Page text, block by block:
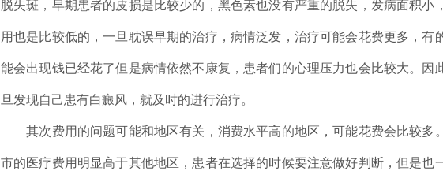
脱失斑，早期患者的皮损是比较少的，黑色素也没有严重的脱失，发病面积小
用也是比较低的，一旦耽误早期的治疗，病情泛发，治疗可能会花费更多，有
能会出现钱已经花了但是病情依然不康复，患者们的心理压力也会比较大。因
旦发现自己患有白癜风，就及时的进行治疗。
其次费用的问题可能和地区有关，消费水平高的地区，可能花费会比较多
市的医疗费用明显高于其他地区，患者在选择的时候要注意做好判断，但是也